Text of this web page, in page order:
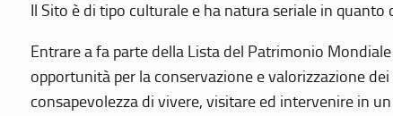
Il Sito è di tipo culturale e ha natura seriale in
Entrare a fa parte della Lista del Patrimonio
opportunità per la conservazione e valorizzazione
consapevolezza di vivere, visitare ed intervenire in